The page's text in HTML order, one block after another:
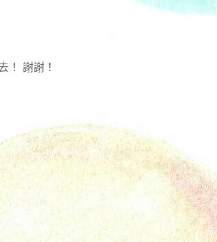
！ 謝謝！